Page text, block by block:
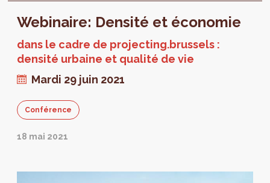
Webinaire: Densité et économie
dans le cadre de projecting.brussels :
densité urbaine et qualité de vie
Mardi 29 juin 2021
Conférence
18 mai 2021